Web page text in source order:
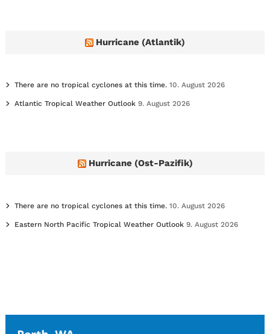
Hurricane (Atlantik)
There are no tropical cyclones at this time. 10. August 2026
Atlantic Tropical Weather Outlook 9. August 2026
Hurricane (Ost-Pazifik)
There are no tropical cyclones at this time. 10. August 2026
Eastern North Pacific Tropical Weather Outlook 9. August 2026